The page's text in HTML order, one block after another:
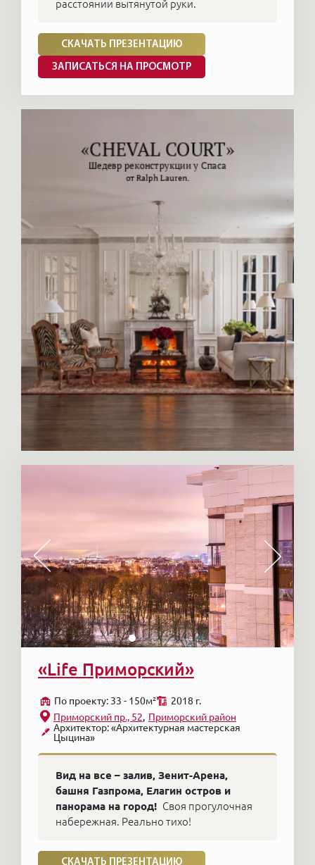
расстоянии вытянутой руки.
СКАЧАТЬ ПРЕЗЕНТАЦИЮ
ЗАПИСАТЬСЯ НА ПРОСМОТР
«Life Приморский»
По проекту: 33 - 150м² 2018 г.
Архитектор: «Архитектурная мастерская
Цыцина»
Приморский пр., 52 Приморский район
Вид на все – залив, Зенит-Арена,
башня Газпрома, Елагин остров и
панорама на город! Своя прогулочная
набережная. Реально тихо!
СКАЧАТЬ ПРЕЗЕНТАЦИЮ